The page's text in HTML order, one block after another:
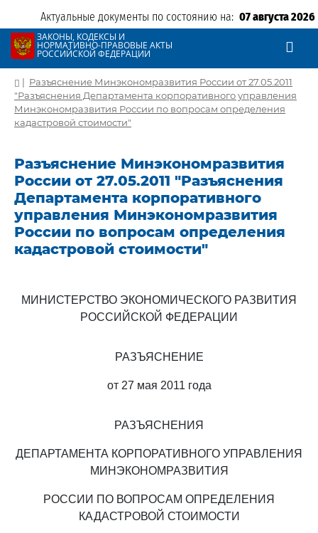
Актуальные документы по состоянию на: 07 августа 2026
ЗАКОНЫ, КОДЕКСЫ И
НОРМАТИВНО-ПРАВОВЫЕ АКТЫ
РОССИЙСКОЙ ФЕДЕРАЦИИ
| Разъяснение Минэкономразвития России от 27.05.2011
"Разъяснения Департамента корпоративного управления
Минэкономразвития России по вопросам определения
кадастровой стоимости"
Разъяснение Минэкономразвития
России от 27.05.2011 "Разъяснения
Департамента корпоративного
управления Минэкономразвития
России по вопросам определения
кадастровой стоимости"
МИНИСТЕРСТВО ЭКОНОМИЧЕСКОГО РАЗВИТИЯ
РОССИЙСКОЙ ФЕДЕРАЦИИ
РАЗЪЯСНЕНИЕ
от 27 мая 2011 года
РАЗЪЯСНЕНИЯ
ДЕПАРТАМЕНТА КОРПОРАТИВНОГО УПРАВЛЕНИЯ
МИНЭКОНОМРАЗВИТИЯ
РОССИИ ПО ВОПРОСАМ ОПРЕДЕЛЕНИЯ
КАДАСТРОВОЙ СТОИМОСТИ